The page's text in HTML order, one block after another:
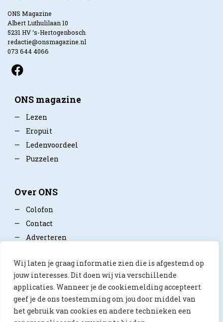
Wij laten je graag informatie zien die is afgestemd op
jouw interesses. Dit doen wij via verschillende
applicaties. Wanneer je de cookiemelding accepteert
geef je de ons toestemming om jou door middel van
het gebruik van cookies en andere technieken een
ONS Magazine
Albert Luthulilaan 10
5231 HV ‘s-Hertogenbosch
redactie@onsmagazine.nl
073 644 4066
ONS magazine
—
Lezen
—
Eropuit
—
Ledenvoordeel
—
Puzzelen
Over ONS
—
Colofon
—
Contact
—
Adverteren
—Privacy policy